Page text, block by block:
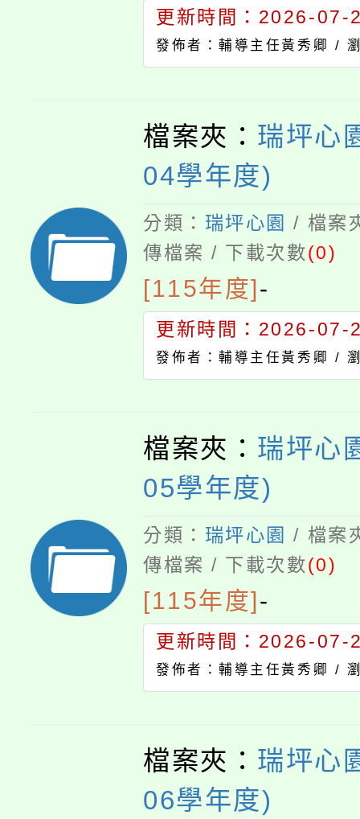
更新時間：2026-07-
發佈者：輔導主任黃秀卿 /
檔案夾： 瑞坪心
04學年度)
分類： 瑞坪心園 / 檔案
傳檔案 / 下載次數(0)
[115年度]-
更新時間：2026-07-
發佈者：輔導主任黃秀卿 /
檔案夾： 瑞坪心
05學年度)
分類： 瑞坪心園 / 檔案
傳檔案 / 下載次數(0)
[115年度]-
更新時間：2026-07-
發佈者：輔導主任黃秀卿 /
檔案夾： 瑞坪心
06學年度)